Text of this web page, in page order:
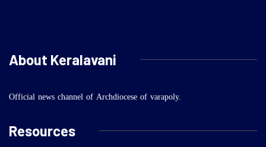
About Keralavani
Official news channel of Archdiocese of varapoly.
Resources